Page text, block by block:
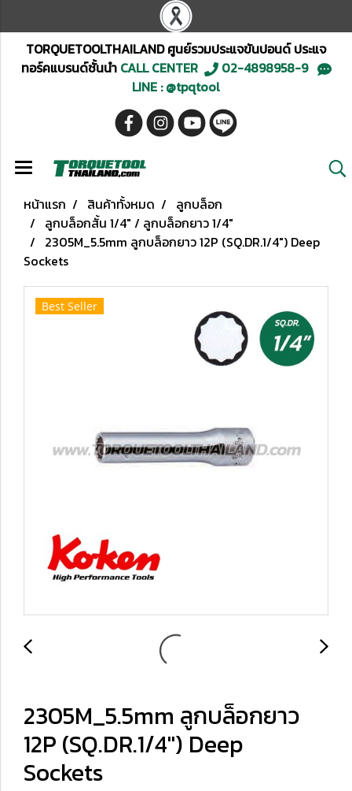
TORQUETOOLTHAILAND ศูนย์รวมประแจขันปอนด์ ประแจ
ทอร์คแบรนด์ชั้นนำCALL CENTER
02-4898958-9
LINE : @tpqtool
หน้าแรก สินค้าทั้งหมด
ลูกบล็อก
ลูกบล็อกสั้น 1/4" / ลูกบล็อกยาว 1/4"
2305M_5.5mm ลูกบล็อกยาว 12P (SQ.DR.1/4") Deep
Sockets
Best Seller
2305M_5.5mm ลูกบล็อกยาว
12P (SQ.DR.1/4") Deep
Sockets